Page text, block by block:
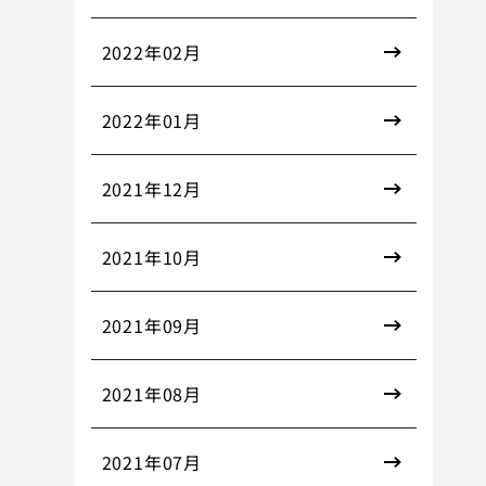
2022年02月
2022年01月
2021年12月
2021年10月
2021年09月
2021年08月
2021年07月